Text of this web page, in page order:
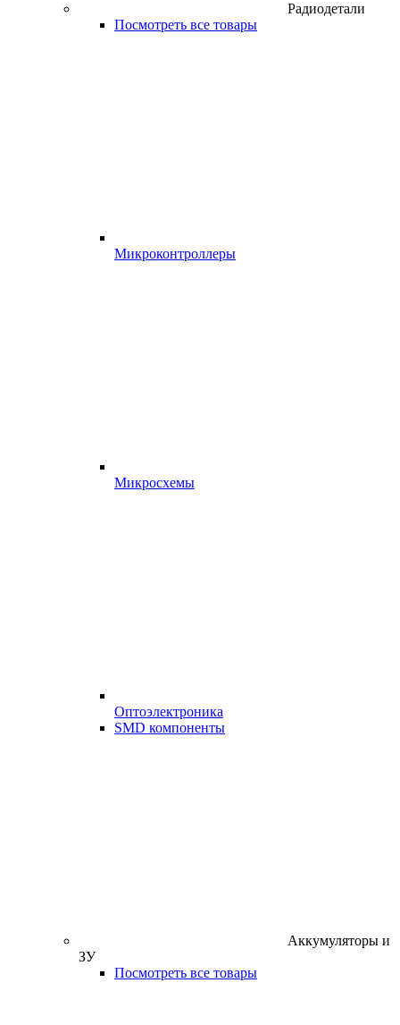
Радиодетали
Посмотреть все товары
Микроконтроллеры
Микросхемы
Оптоэлектроника
SMD компоненты
Аккумуляторы и
ЗУ
Посмотреть все товары